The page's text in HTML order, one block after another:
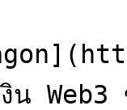
งิน